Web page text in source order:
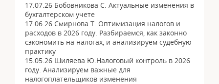
17.07.26 Бобовникова С. Актуальные изменения в
бухгалтерском учете
17.06.26 Смирнова Т. Оптимизация налогов и
расходов в 2026 году. Разбираемся, как законно
сэкономить на налогах, и анализируем судебную
практику
15.05.26 Шиляева Ю.Налоговый контроль в 2026
году. Анализируем важные для
налогоплательщиков изменения